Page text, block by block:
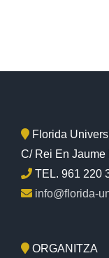
Florida
C/ Rei En Jaume
TEL. 961 220
info@florida-
ORGANITZA